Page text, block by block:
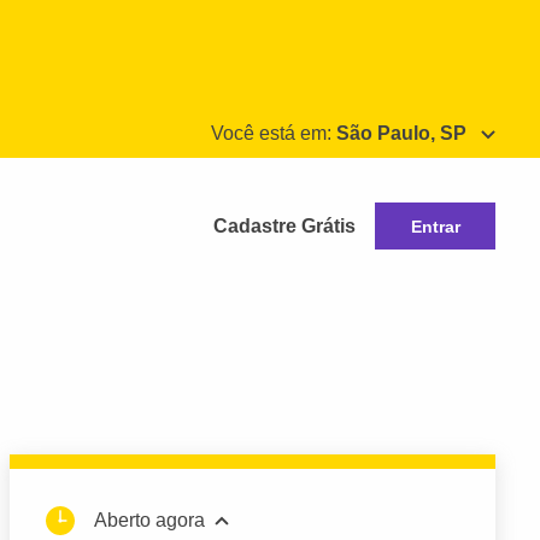
Você está em: São Paulo, SP
Cadastre Grátis Entrar
Aberto agora